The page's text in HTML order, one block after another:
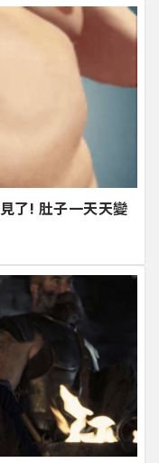
了! 肚子一天天變